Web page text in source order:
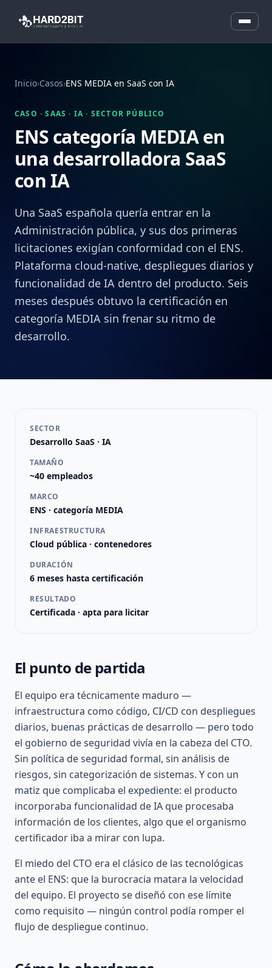
Inicio›Casos›ENS MEDIA en SaaS con IA
CASO · SAAS · IA · SECTOR PÚBLICO
ENS categoría MEDIA en
una desarrolladora SaaS
con IA
Una SaaS española quería entrar en la
Administración pública, y sus dos primeras
licitaciones exigían conformidad con el ENS.
Plataforma cloud-native, despliegues diarios y
funcionalidad de IA dentro del producto. Seis
meses después obtuvo la certificación en
categoría MEDIA sin frenar su ritmo de
desarrollo.
SECTOR
Desarrollo SaaS · IA
TAMAÑO
~40 empleados
MARCO
ENS · categoría MEDIA
INFRAESTRUCTURA
Cloud pública · contenedores
DURACIÓN
6 meses hasta certificación
RESULTADO
Certificada · apta para licitar
El punto de partida
El equipo era técnicamente maduro —
infraestructura como código, CI/CD con despliegues
diarios, buenas prácticas de desarrollo — pero todo
el gobierno de seguridad vivía en la cabeza del CTO.
Sin política de seguridad formal, sin análisis de
riesgos, sin categorización de sistemas. Y con un
matiz que complicaba el expediente: el producto
incorporaba funcionalidad de IA que procesaba
información de los clientes, algo que el organismo
certificador iba a mirar con lupa.
El miedo del CTO era el clásico de las tecnológicas
ante el ENS: que la burocracia matara la velocidad
del equipo. El proyecto se diseñó con ese límite
como requisito — ningún control podía romper el
flujo de despliegue continuo.